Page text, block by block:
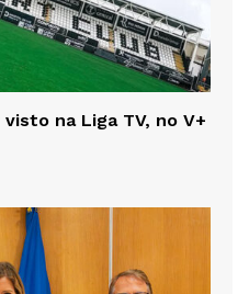
na Liga TV, no V+